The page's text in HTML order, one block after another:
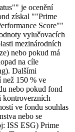
je ocenění
získal ""Prime
Score""
vylučovacích
mezinárodních
nebo pokud má
na cíle
Dalšími
150 % ve
nebo pokud fond
kontroverzních
ve fondu souhlas
nebo se
ISS ESG) Prime